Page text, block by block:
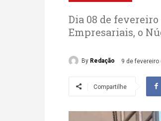
Dia 08 de
Empresariais, o
By Redação 9 de fevereiro
Compartilhe